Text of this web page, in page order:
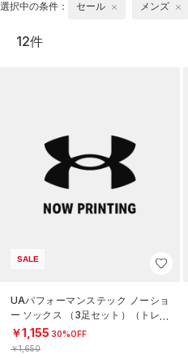
選択中の条件： セール メンズ
12件
SALE
UAパフォーマンステック ノーショ
ー ソックス （3足セット）（トレー
ニング/UNISEX）
￥1,155 30%OFF
￥1,650